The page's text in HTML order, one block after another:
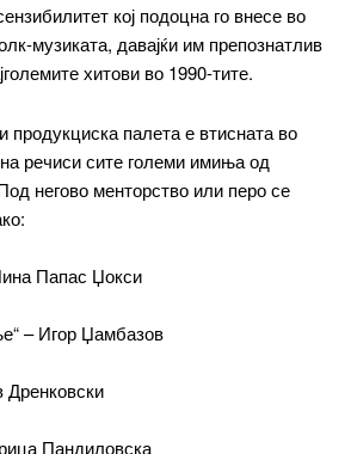
plans
кој подоцна го внесе во
музиката, давајќи им препознатлив
хитови во 1990-тите.
продукциска палета е втисната во
речиси сите големи имиња од
негово менторство или перо се
Папас Џокси
– Игор Џамбазов
Дренковски
Пандиловска